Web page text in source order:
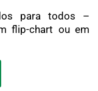
para todos –
flip-chart ou em